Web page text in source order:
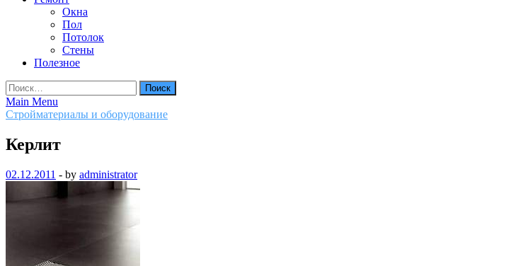
Окна
Пол
Потолок
Стены
Полезное
Найти:
Main Menu
Стройматериалы и оборудование
Керлит
02.12.2011 - by administrator